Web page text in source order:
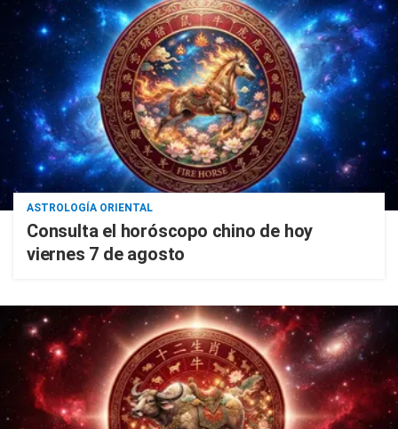
ASTROLOGÍA ORIENTAL
Consulta el horóscopo chino de hoy
viernes 7 de agosto